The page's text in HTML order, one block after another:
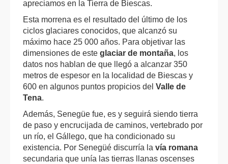
apreciamos en la Tierra de Biescas.
Esta morrena es el resultado del último de los
ciclos glaciares conocidos, que alcanzó su
máximo hace 25 000 años. Para objetivar las
dimensiones de este glaciar de montaña, los
datos nos hablan de que llegó a alcanzar 350
metros de espesor en la localidad de Biescas y
600 en algunos puntos propicios del Valle de
Tena.
Además, Senegüe fue, es y seguirá siendo tierra
de paso y encrucijada de caminos, vertebrado por
un río, el Gállego, que ha condicionado su
existencia. Por Senegüé discurría la vía romana
secundaria que unía las tierras llanas oscenses